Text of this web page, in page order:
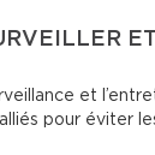
et
pour éviter